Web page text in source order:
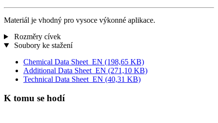
Materiál je vhodný pro vysoce výkonné aplikace.
Rozměry cívek
Soubory ke stažení
Chemical Data Sheet_EN (198,65 KB)
Additional Data Sheet_EN (271,10 KB)
Technical Data Sheet_EN (40,31 KB)
K tomu se hodí